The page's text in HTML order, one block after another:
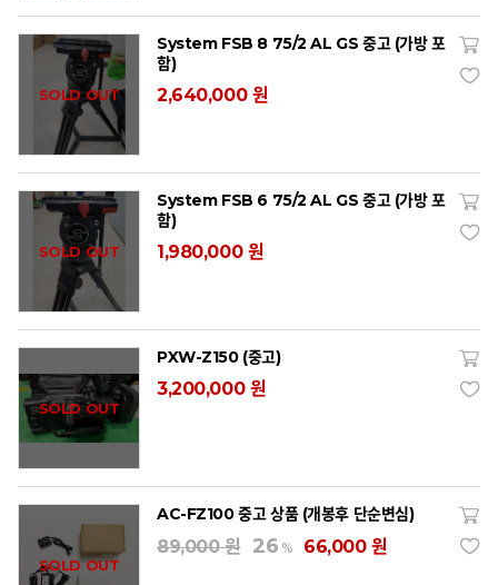
SOLD OUT
System FSB 8 75/2 AL GS 중고 (가방 포
함)
2,640,000 원
SOLD OUT
System FSB 6 75/2 AL GS 중고 (가방 포
함)
1,980,000 원
SOLD OUT
PXW-Z150 (중고)
3,200,000 원
SOLD OUT
AC-FZ100 중고 상품 (개봉후 단순변심)
89,000 원 26 % 66,000 원